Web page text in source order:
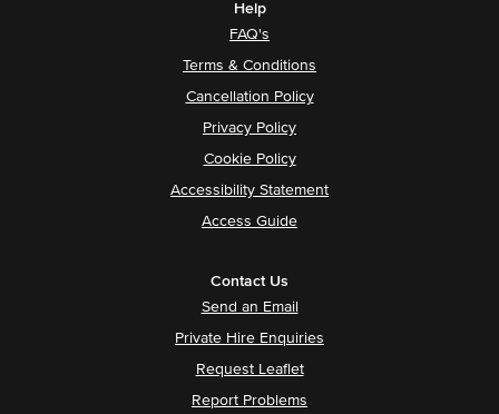
Help
FAQ's
Terms & Conditions
Cancellation Policy
Privacy Policy
Cookie Policy
Accessibility Statement
Access Guide
Contact Us
Send an Email
Private Hire Enquiries
Request Leaflet
Report Problems